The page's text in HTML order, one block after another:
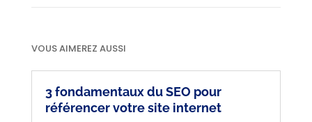
VOUS AIMEREZ AUSSI
3 fondamentaux du SEO pour
référencer votre site internet